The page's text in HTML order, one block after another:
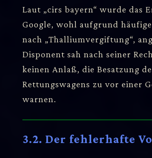
Laut „cirs bayern“ wurde das
Google, wohl aufgrund
nach „Thalliumvergiftung“,
Disponent sah nach seiner
keinen Anlaß, die Besatzung
Rettungswagens zu vor einer
warnen.
3.2. Der fehlerhafte